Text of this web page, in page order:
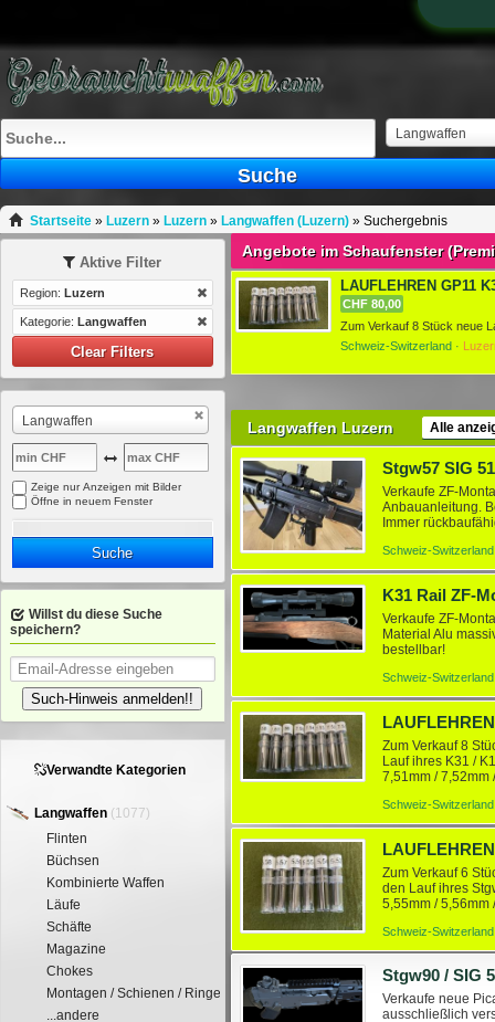
Langwaffen
Suche
Startseite» Luzern» Luzern» Langwaffen (Luzern)» Suchergebnis
Angebote im Schaufenster
LAUFLEHREN GP11
CHF 80,00
Schweiz-Switzerland ·
Langwaffen Luzern Alle
Stgw57 SIG
Verkaufe ZF-
Anbauanleitung.
Immer
Schweiz-
K31 Rail ZF-
Verkaufe ZF-
Material Alu
bestellbar!
Schweiz-
Zum Verkauf 8
Lauf ihres K31 /
7,51mm / 7,52mm
Schweiz-
Zum Verkauf 6
den Lauf ihres
5,55mm /
Schweiz-
Stgw90 / SIG
Verkaufe neue
ausschließlich
Aktive Filter
Region: Luzern
Kategorie: Langwaffen
Clear Filters
Langwaffen
Zeige nur Anzeigen mit Bilder
Öffne in neuem Fenster
Suche
Willst du diese Suche
speichern?
Such-Hinweis anmelden!!
Verwandte Kategorien
Langwaffen (1077)
Flinten
Büchsen
Kombinierte Waffen
Läufe
Schäfte
Magazine
Chokes
Montagen / Schienen / Ringe
...andere